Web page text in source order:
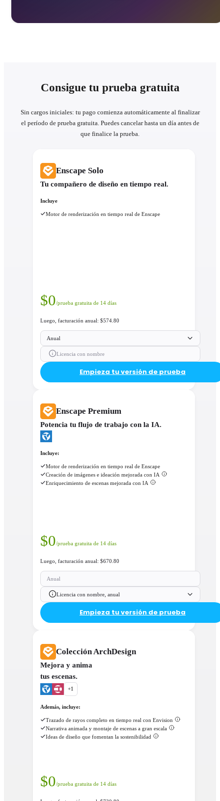
Consigue tu prueba gratuita​
Sin cargos iniciales: tu pago comienza automáticamente al finalizar
el período de prueba gratuita. Puedes cancelar hasta un día antes de
que finalice la prueba.
Enscape Solo
Tu compañero de diseño en tiempo real.
Incluye
Motor de renderización en tiempo real de Enscape
$0/prueba gratuita de 14 días
Luego, facturación anual: $574.80
Anual
Licencia con nombre
Empieza tu versión de prueba
Enscape Premium
Potencia tu flujo de trabajo con la IA.
Incluye:
Motor de renderización en tiempo real de Enscape
Creación de imágenes e ideación mejorada con IA
Enriquecimiento de escenas mejorada con IA
$0/prueba gratuita de 14 días
Luego, facturación anual: $670.80
Anual
Licencia con nombre, anual
Empieza tu versión de prueba
Colección ArchDesign
Mejora y anima
tus escenas.
+1
Además, incluye:
Trazado de rayos completo en tiempo real con Envision
Narrativa animada y montaje de escenas a gran escala
Ideas de diseño que fomentan la sostenibilidad
$0/prueba gratuita de 14 días